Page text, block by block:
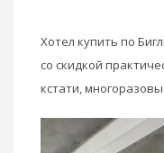
Хотел купить по
со скидкой
кстати,